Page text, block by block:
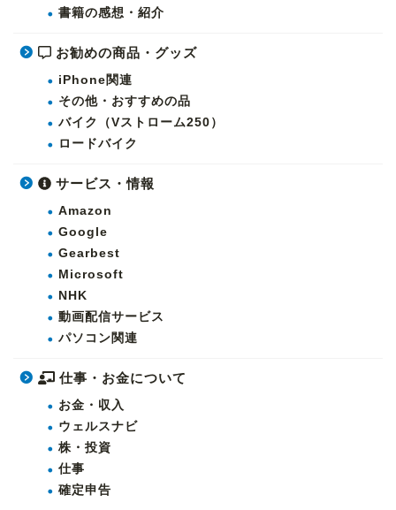
書籍の感想・紹介
お勧めの商品・グッズ
iPhone関連
その他・おすすめの品
バイク（Vストローム250）
ロードバイク
サービス・情報
Amazon
Google
Gearbest
Microsoft
NHK
動画配信サービス
パソコン関連
仕事・お金について
お金・収入
ウェルスナビ
株・投資
仕事
確定申告